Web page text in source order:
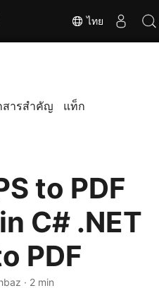
ไทย
สารสำคัญ แท็ก
to PDF
C# .NET
PDF
· 2 min